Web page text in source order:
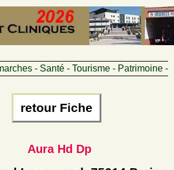
- Santé - Tourisme - Patrimoine -
retour Fiche
Aura Hd Dp